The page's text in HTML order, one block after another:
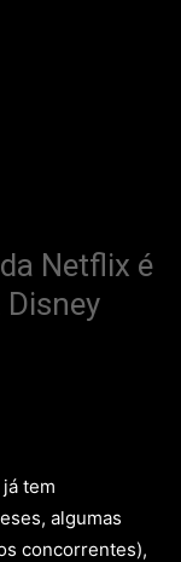
Netflix é
Disney
tem
algumas
concorrentes),